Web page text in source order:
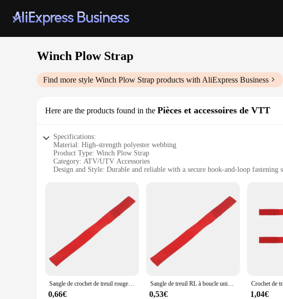
Winch Plow Strap
Find more style Winch Plow Strap products with AliExpress Business
Here are the products found in the Pièces et accessoires de VTT
Specifications:
Material: High-strength polyester webbing
Product Type: Winch Plow Strap
Category: ATV/UTV Accessories
Design and Style: Durable and reliable with a secure hook-and-loop fastening
Parts and Accessories: Comes as a set for easy installation and use
|Wholesale|Vendors|
**Robust Construction and Versatile Use**
Crafted from high-strength polyester webbing, the Winch Plow Strap is
your vehicle, ensuring a stable and reliable attachment. The strap's durable
choice for all your winter needs.
Installing the Winch Plow Strap is a breeze, thanks to its user-friendly hook-
time. The strap's design is not only functional but also thoughtfully crafted to
Sangle de crochet de treuil rouge en polyester, pièces universelles RL, boucle souple, sangles vers le bas, ULde remorquage extérieure de moto, 8cm, 3.15 pouces
0,66€
Sangle de treuil RL à boucle unique, sangles lourdes vers le bas, crochet de treuil RL, boucles souples, outil de nervure, rouge
0,53€ 1,04€